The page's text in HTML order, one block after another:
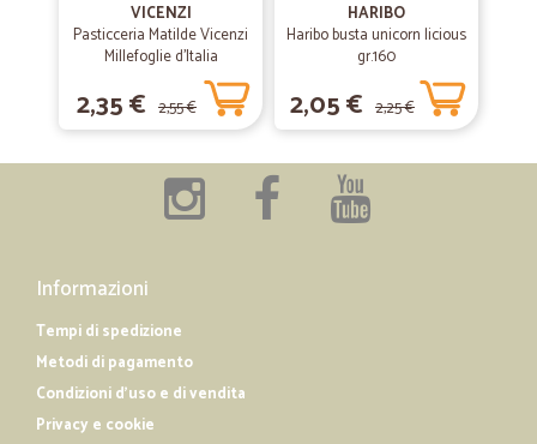
VICENZI
Pasticceria Matilde Vicenzi
Millefoglie d'Italia
Classiche 125 gr.
2,35 € 2,55 €
HARIBO
Haribo busta unicorn licious
gr.160
2,05 € 2,25 €
Informazioni
Tempi di spedizione
Metodi di pagamento
Condizioni d'uso e di vendita
Privacy e cookie